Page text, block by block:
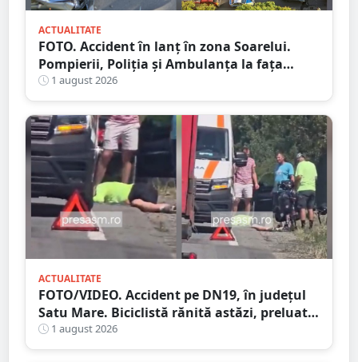
ACTUALITATE
FOTO. Accident în lanț în zona Soarelui.
Pompierii, Poliția și Ambulanța la fața
locului
1 august 2026
ACTUALITATE
FOTO/VIDEO. Accident pe DN19, în județul
Satu Mare. Biciclistă rănită astăzi, preluată
de Ambulanță
1 august 2026